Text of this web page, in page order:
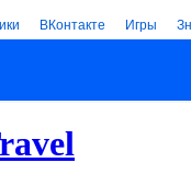
ВКонтакте Игры